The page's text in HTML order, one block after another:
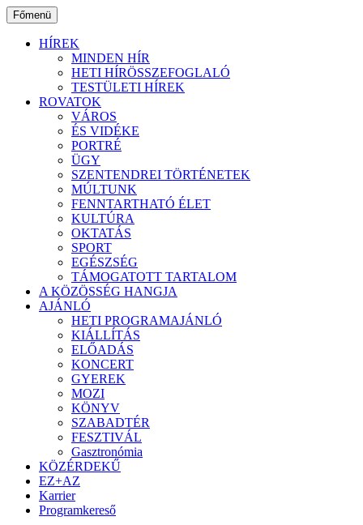
Ugrás
a
tartalomhoz
Főmenü
HÍREK
MINDEN HÍR
HETI HÍRÖSSZEFOGLALÓ
TESTÜLETI HÍREK
ROVATOK
VÁROS
ÉS VIDÉKE
PORTRÉ
ÜGY
SZENTENDREI TÖRTÉNETEK
MÚLTUNK
FENNTARTHATÓ ÉLET
KULTÚRA
OKTATÁS
SPORT
EGÉSZSÉG
TÁMOGATOTT TARTALOM
A KÖZÖSSÉG HANGJA
AJÁNLÓ
HETI PROGRAMAJÁNLÓ
KIÁLLÍTÁS
ELŐADÁS
KONCERT
GYEREK
MOZI
KÖNYV
SZABADTÉR
FESZTIVÁL
Gasztronómia
KÖZÉRDEKŰ
EZ+AZ
Karrier
Programkereső